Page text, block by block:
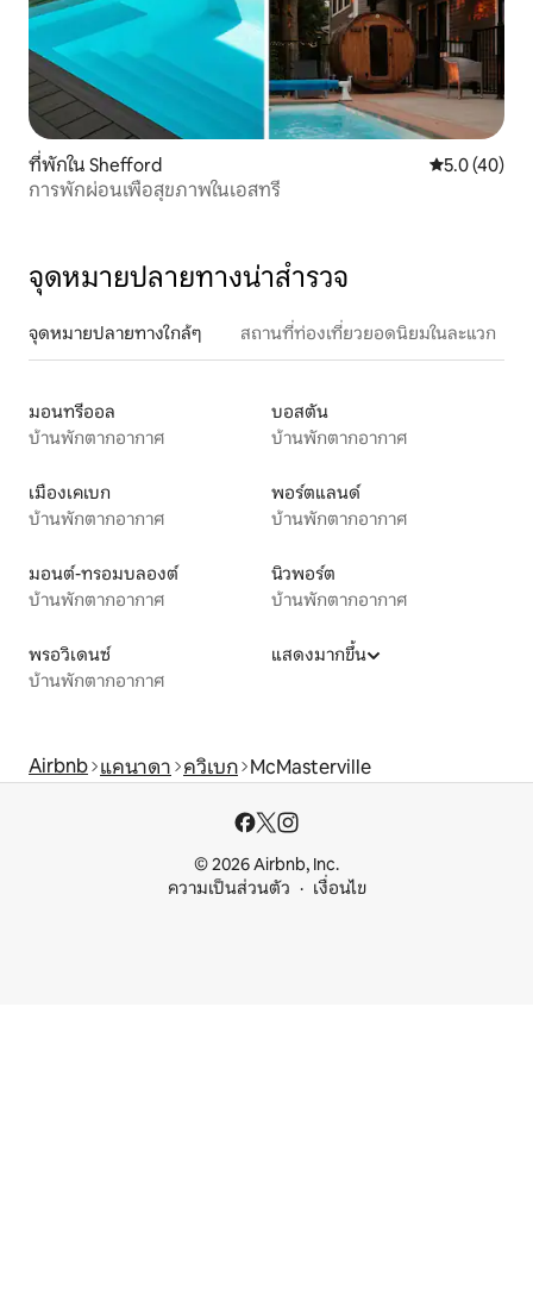
ที่พักใน Shefford คะแนนเฉลี่ย
5.0 (40)
การพักผ่อนเพื่อสุขภาพในเอสทรี
จุดหมายปลายทางน่าสำรวจ
จุดหมายปลายทางใกล้ๆ สถานที่ท่องเที่ยวยอดนิยมในละแวก
มอนทรีออล
บ้านพักตากอากาศ
บอสตัน
บ้านพักตากอากาศ
เมืองเคเบก
บ้านพักตากอากาศ
พอร์ตแลนด์
บ้านพักตากอากาศ
มอนต์-ทรอมบลองต์
บ้านพักตากอากาศ
นิวพอร์ต
บ้านพักตากอากาศ
พรอวิเดนซ์
บ้านพักตากอากาศ
แสดงมากขึ้น
Airbnb แคนาดา ควิเบก McMasterville
© 2026 Airbnb, Inc.
ความเป็นส่วนตัว
เงื่อนไข